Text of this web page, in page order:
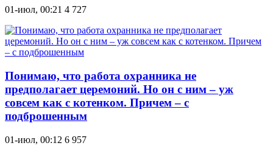
01-июл, 00:21 4 727
Понимаю, что работа охранника не
предполагает церемоний. Но он с ним – уж
совсем как с котенком. Причем – с
подброшенным
01-июл, 00:12 6 957